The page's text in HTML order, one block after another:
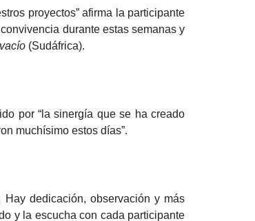
proyectos” afirma la participante
durante estas semanas y
(Sudáfrica).
por “la sinergía que se ha creado
muchísimo estos días”.
dedicación, observación y más
y la escucha con cada participante